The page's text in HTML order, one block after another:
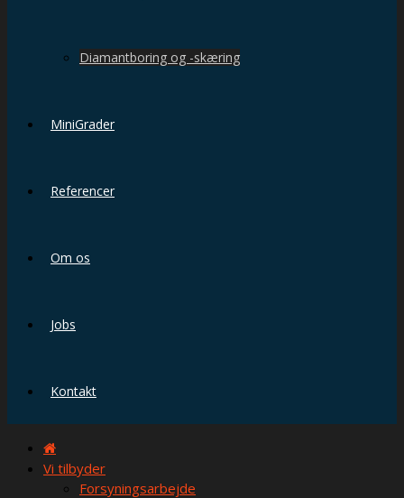
Diamantboring og -skæring
MiniGrader
Referencer
Om os
Jobs
Kontakt
Vi tilbyder
Forsyningsarbejde